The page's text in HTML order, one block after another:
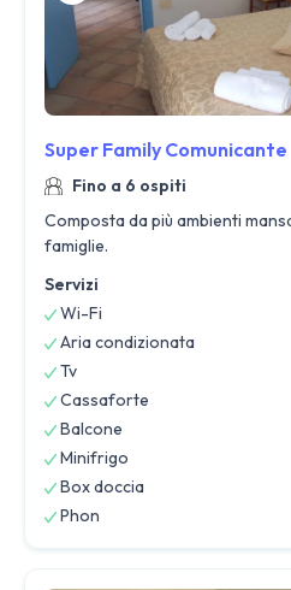
Super Family Comunicante
Fino a 6 ospiti
Composta da più ambienti
famiglie.
Servizi
Wi-Fi
Aria condizionata
Tv
Cassaforte
Balcone
Minifrigo
Box doccia
Phon